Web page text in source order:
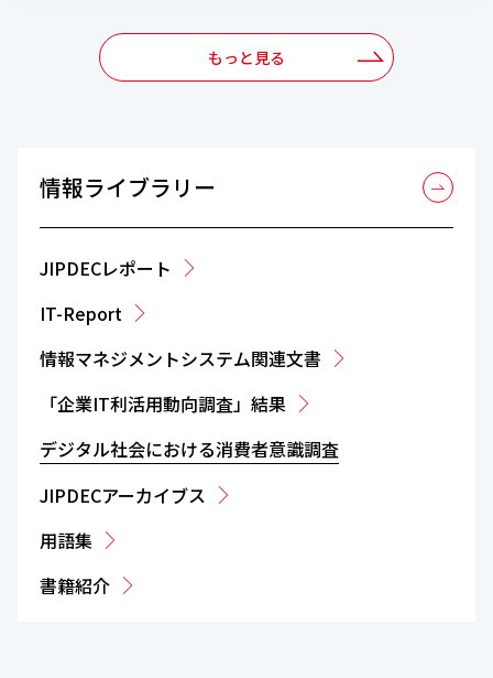
もっと見る
情報ライブラリー
JIPDECレポート
IT-Report
情報マネジメントシステム関連文書
「企業IT利活用動向調査」結果
デジタル社会における消費者意識調査
JIPDECアーカイブス
用語集
書籍紹介